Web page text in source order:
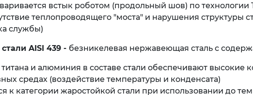
встык роботом (продольный шов) по технологии
теплопроводящего "моста" и нарушения структуры
службы)
AISI 439 - безникелевая нержавеющая сталь с
и алюминия в составе стали обеспечивают высокие
средах (воздействие температуры и конденсата)
к категории жаростойкой стали при использовании до